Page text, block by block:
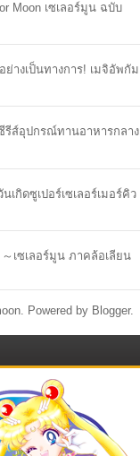
Moon เซเลอร์มูน ฉบับ
างเป็นทางการ! เมจิอัพกัม
รีส์อุปกรณ์ทานอาหารกลาง
เกิดซูเปอร์เซเลอร์เมอร์คิว
～เซเลอร์มูน ภาคล้อเลียน
Powered by Blogger.